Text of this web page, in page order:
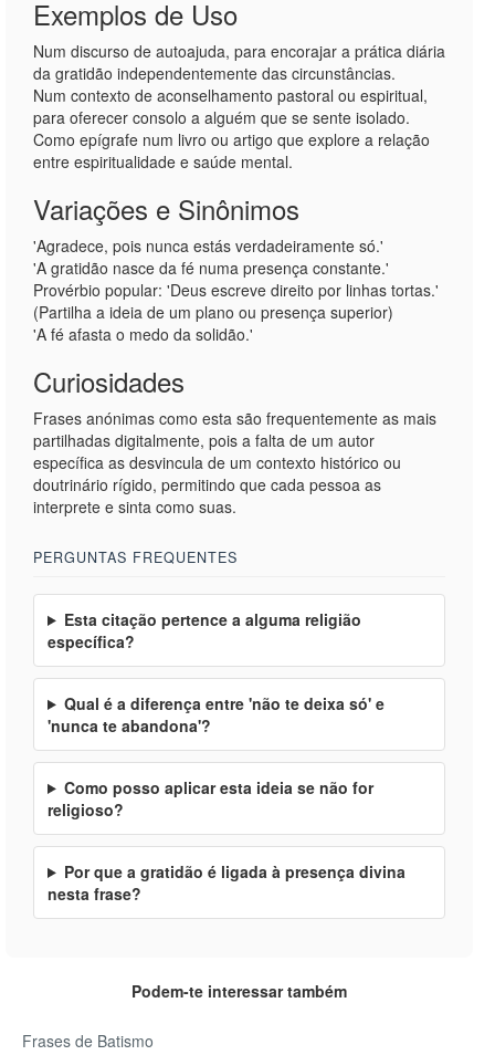
Exemplos de Uso
Num discurso de autoajuda, para encorajar a prática diária
da gratidão independentemente das circunstâncias.
Num contexto de aconselhamento pastoral ou espiritual,
para oferecer consolo a alguém que se sente isolado.
Como epígrafe num livro ou artigo que explore a relação
entre espiritualidade e saúde mental.
Variações e Sinônimos
'Agradece, pois nunca estás verdadeiramente só.'
'A gratidão nasce da fé numa presença constante.'
Provérbio popular: 'Deus escreve direito por linhas tortas.'
(Partilha a ideia de um plano ou presença superior)
'A fé afasta o medo da solidão.'
Curiosidades
Frases anónimas como esta são frequentemente as mais
partilhadas digitalmente, pois a falta de um autor
específica as desvincula de um contexto histórico ou
doutrinário rígido, permitindo que cada pessoa as
interprete e sinta como suas.
PERGUNTAS FREQUENTES
Esta citação pertence a alguma religião
específica?
Qual é a diferença entre 'não te deixa só' e
'nunca te abandona'?
Como posso aplicar esta ideia se não for
religioso?
Por que a gratidão é ligada à presença divina
nesta frase?
Podem-te interessar também
Frases de Batismo